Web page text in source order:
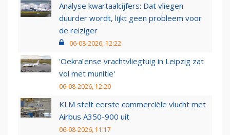
Analyse kwartaalcijfers: Dat vliegen
duurder wordt, lijkt geen probleem voor
de reiziger
06-08-2026, 12:22
'Oekraïense vrachtvliegtuig in Leipzig zat
vol met munitie'
06-08-2026, 12:20
KLM stelt eerste commerciële vlucht met
Airbus A350-900 uit
06-08-2026, 11:17